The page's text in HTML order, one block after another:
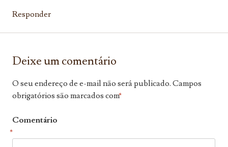
Responder
Deixe um comentário
O seu endereço de e-mail não será publicado. Campos
obrigatórios são marcados com*
Comentário
*